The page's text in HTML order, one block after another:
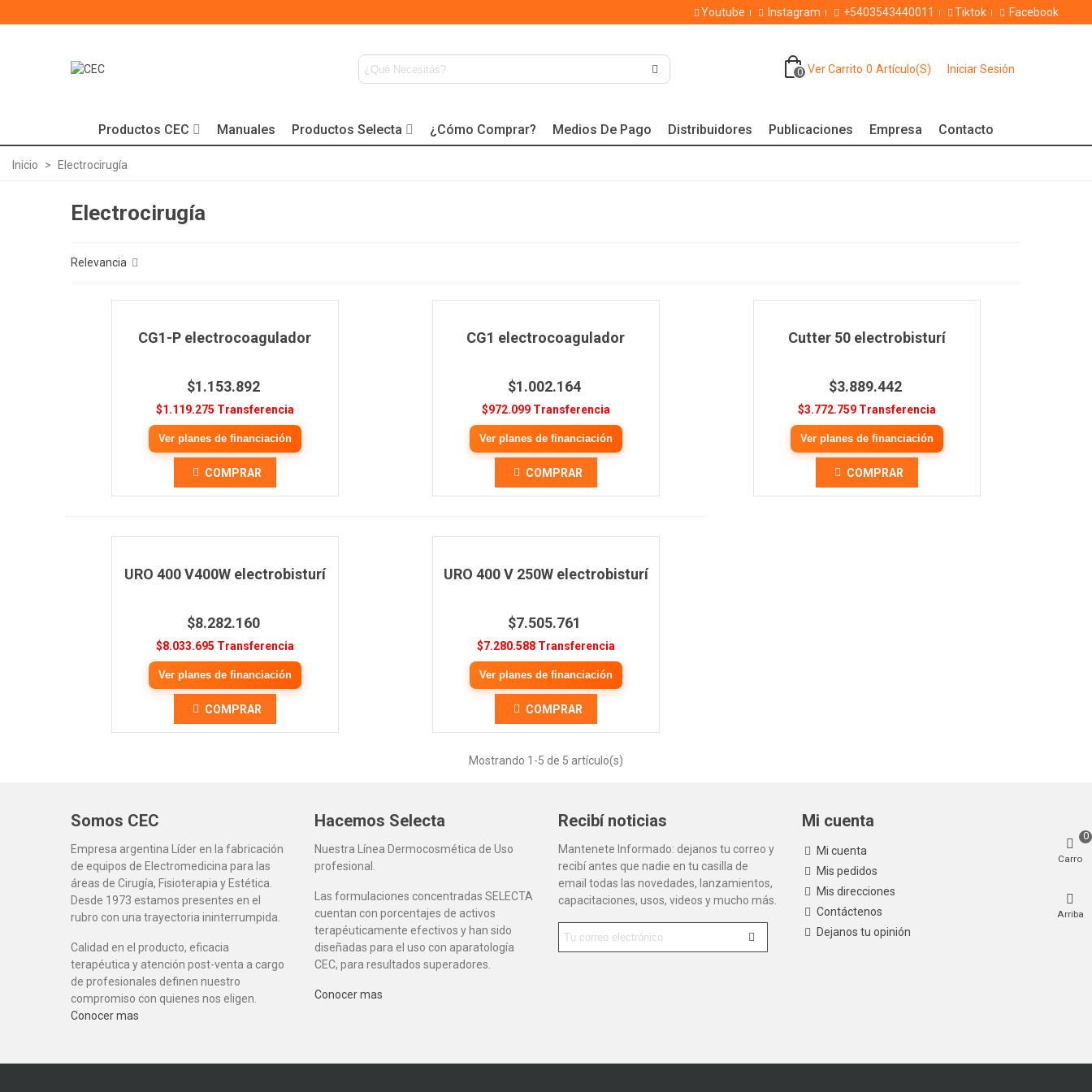
Youtube Instagram +5403543440011 Tiktok Facebook
0 Ver Carrito 0 Artículo(s) Iniciar Sesión
Productos CEC Manuales Productos Selecta ¿Cómo Comprar? Medios De Pago Distribuidores Publicaciones Empresa Contacto
Inicio > Electrocirugía
Electrocirugía
Relevancia
CG1-P electrocoagulador
$1.153.892
$1.119.275 Transferencia
Ver planes de financiación
COMPRAR
CG1 electrocoagulador
$1.002.164
$972.099 Transferencia
Ver planes de financiación
COMPRAR
Cutter 50 electrobisturí
$3.889.442
$3.772.759 Transferencia
Ver planes de financiación
COMPRAR
URO 400 V400W electrobisturí
$8.282.160
$8.033.695 Transferencia
Ver planes de financiación
COMPRAR
URO 400 V 250W electrobisturí
$7.505.761
$7.280.588 Transferencia
Ver planes de financiación
COMPRAR
Mostrando 1 -5 de 5 artículo(s)
Somos CEC
Empresa argentina Líder en la fabricación
de equipos de Electromedicina para las
áreas de Cirugía, Fisioterapia y Estética.
Desde 1973 estamos presentes en el
rubro con una trayectoria ininterrumpida.
Calidad en el producto, eficacia
terapéutica y atención post-venta a cargo
de profesionales definen nuestro
compromiso con quienes nos eligen.
Conocer mas
Hacemos Selecta
Nuestra Línea Dermocosmética de Uso
profesional.
Las formulaciones concentradas SELECTA
cuentan con porcentajes de activos
terapéuticamente efectivos y han sido
diseñadas para el uso con aparatología
CEC, para resultados superadores.
Conocer mas
Recibí noticias
Mantenete Informado: dejanos tu correo y
recibí antes que nadie en tu casilla de
email todas las novedades, lanzamientos,
capacitaciones, usos, videos y mucho más.
Mi cuenta
Mi cuenta
Mis pedidos
Mis direcciones
Contáctenos
Dejanos tu opinión
Carro
0
Arriba